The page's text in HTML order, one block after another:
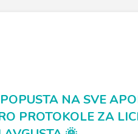
NA SVE
PROTOKOLE ZA